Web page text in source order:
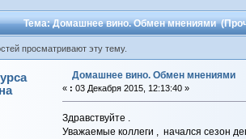
Тема: Домашнее вино. Обмен мнениями
просматривают эту тему.
Домашнее вино. Обмен мнениями
« : 03 Декабря 2015, 12:13:40 »
Здравствуйте .
Уважаемые коллеги , начался сезон